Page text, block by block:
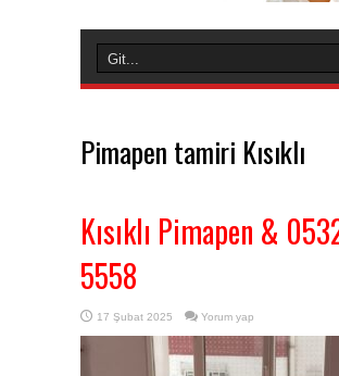
Pimapen tamiri Kısıklı
Kısıklı Pimapen &
5558
17 Şubat 2025 Yorum yap